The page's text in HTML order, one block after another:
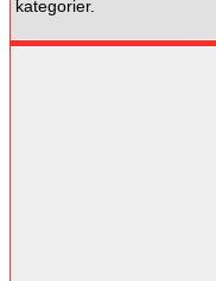
kategorier.